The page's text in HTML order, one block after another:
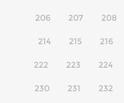
206 207 208
214 215 216
222 223 224
230 231 232